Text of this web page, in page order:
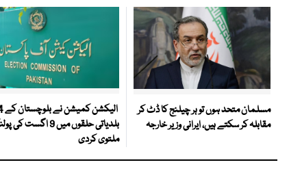
مسلمان متحد ہوں تو ہر چیلنج کا ڈٹ کر
مقابلہ کر سکتے ہیں، ایرانی وزیر خارجہ
الیکشن
بلدیاتی حلقوں میں 9 اگست
ملتوی کردی